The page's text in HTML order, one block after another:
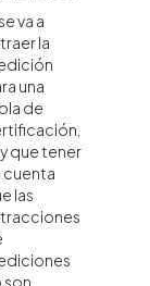
va a
la
una
de
que tener
cuenta
las
son